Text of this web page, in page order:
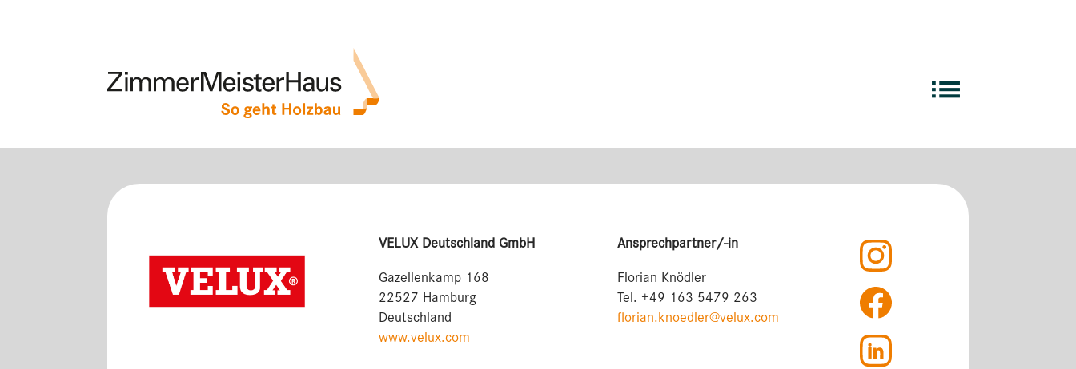
Exzellente Marktpartner
im ZMH Netzwerk
VELUX Deutschland GmbH
Gazellenkamp 168
22527 Hamburg
Deutschland
www.velux.com
Ansprechpartner/-in
Florian Knödler
Tel. +49 163 5479 263
florian.knoedler@velux.com